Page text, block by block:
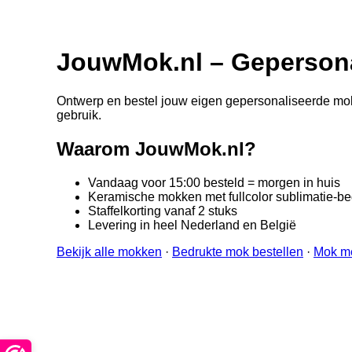
JouwMok.nl –
Ontwerp en bestel jouw eigen gepersonaliseerde
gebruik.
Waarom JouwMok.nl?
Vandaag voor 15:00 besteld = morgen in huis
Keramische mokken met fullcolor sublimatie-
Staffelkorting vanaf 2 stuks
Levering in heel Nederland en België
Bekijk alle mokken · Bedrukte mok bestellen · Mok